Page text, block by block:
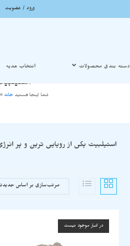
ورود / عضویت
دسته بندی محصولات انتخاب هدیه
شما اینجا هستید خانه »
استیلبیت یکی از رویایی ترین و پر
در انبار موجود نیست